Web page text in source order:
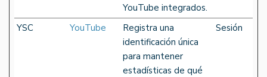
YouTube integrados.
YSC YouTube
Registra una
identificación única
para mantener
estadísticas de qué
Sesión